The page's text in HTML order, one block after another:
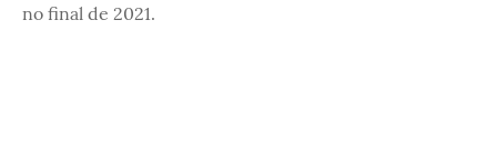
no final de 2021.